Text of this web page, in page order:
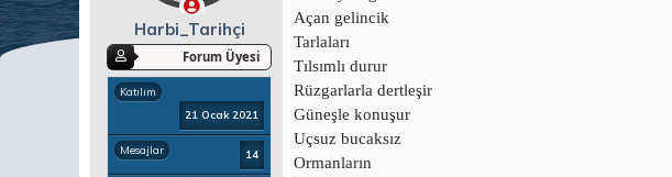
l
a
t
a
r
h
Harbi_Tarihçi
Forum Üyesi
Katılım
21 Ocak 2021
Mesajlar 14
Açan gelincik
Tarlaları
Tılsımlı durur
Rüzgarlarla dertleşir
Güneşle konuşur
Uçsuz bucaksız
Ormanların